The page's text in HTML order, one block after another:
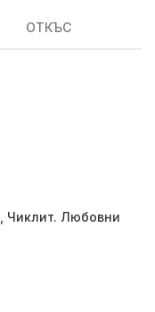
ОТКЪС
Чиклит. Любовни